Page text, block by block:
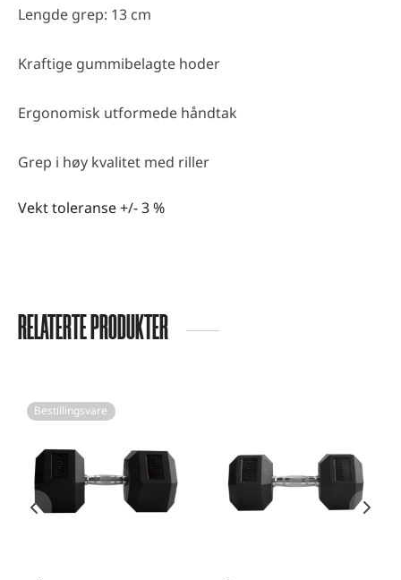
Lengde grep: 13 cm
Kraftige gummibelagte hoder
Ergonomisk utformede håndtak
Grep i høy kvalitet med riller
Vekt toleranse +/- 3 %
RELATERTE PRODUKTER
Bestillingsvare